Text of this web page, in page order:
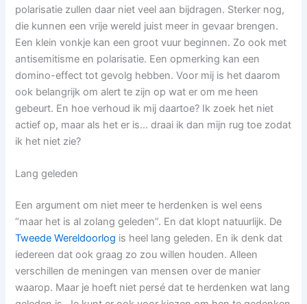
polarisatie zullen daar niet veel aan bijdragen. Sterker nog,
die kunnen een vrije wereld juist meer in gevaar brengen.
Een klein vonkje kan een groot vuur beginnen. Zo ook met
antisemitisme en polarisatie. Een opmerking kan een
domino-effect tot gevolg hebben. Voor mij is het daarom
ook belangrijk om alert te zijn op wat er om me heen
gebeurt. En hoe verhoud ik mij daartoe? Ik zoek het niet
actief op, maar als het er is… draai ik dan mijn rug toe zodat
ik het niet zie?
Lang geleden
Een argument om niet meer te herdenken is wel eens
“maar het is al zolang geleden”. En dat klopt natuurlijk. De
Tweede Wereldoorlog is heel lang geleden. En ik denk dat
iedereen dat ook graag zo zou willen houden. Alleen
verschillen de meningen van mensen over de manier
waarop. Maar je hoeft niet persé dat te herdenken wat lang